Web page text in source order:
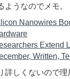
ようなのでメモ。
Nanowires
Extend
Written,
詳しくないので